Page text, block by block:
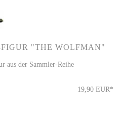
"THE WOLFMAN"
aus der Sammler-Reihe
19,90 EUR*